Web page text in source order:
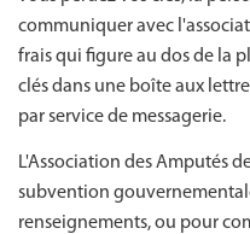
communiquer avec
frais qui figure au dos de la
clés dans une boîte aux
par service de messagerie.
L'Association des Amputés
subvention
renseignements, ou pour